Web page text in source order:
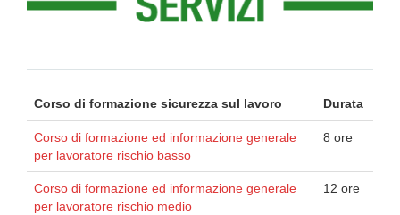
Corso di formazione sicurezza sul lavoro Durata
Corso di formazione ed informazione generale
per lavoratore rischio basso
8 ore
Corso di formazione ed informazione generale
per lavoratore rischio medio
12 ore